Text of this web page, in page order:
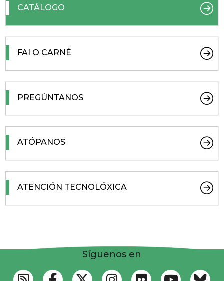
CATÁLOGO
FAI O CARNÉ
PREGÚNTANOS
ATÓPANOS
ATENCIÓN TECNOLÓXICA
Síguenos en